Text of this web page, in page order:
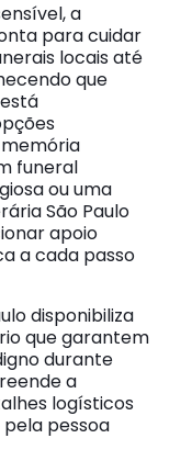
a
para cuidar
locais até
que
funeral
ou uma
São Paulo
apoio
a cada passo
disponibiliza
que garantem
durante
a
logísticos
pessoa